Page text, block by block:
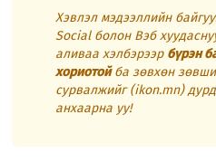
Хэвлэл мэдээллийн
Social болон Вэб
аливаа хэлбэрээр бүрэн
хориотойба зөвхөн
сурвалжийг (ikon.mn)
анхаарна уу!